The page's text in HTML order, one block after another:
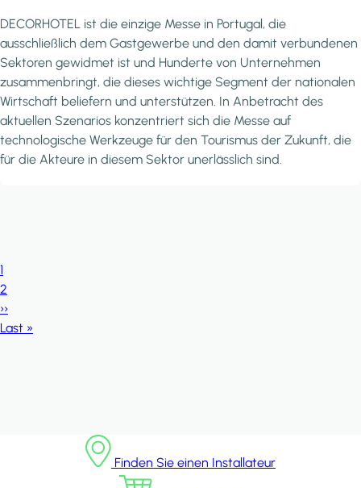
DECORHOTEL ist die einzige Messe in Portugal, die
ausschließlich dem Gastgewerbe und den damit verbundenen
Sektoren gewidmet ist und Hunderte von Unternehmen
zusammenbringt, die dieses wichtige Segment der nationalen
Wirtschaft beliefern und unterstützen. In Anbetracht des
aktuellen Szenarios konzentriert sich die Messe auf
technologische Werkzeuge für den Tourismus der Zukunft, die
für die Akteure in diesem Sektor unerlässlich sind.
Seitennummerierung
Seite
1
Seite
2
Nächste Seite
››
Letzte Seite
Last »
Finden Sie einen Installateur